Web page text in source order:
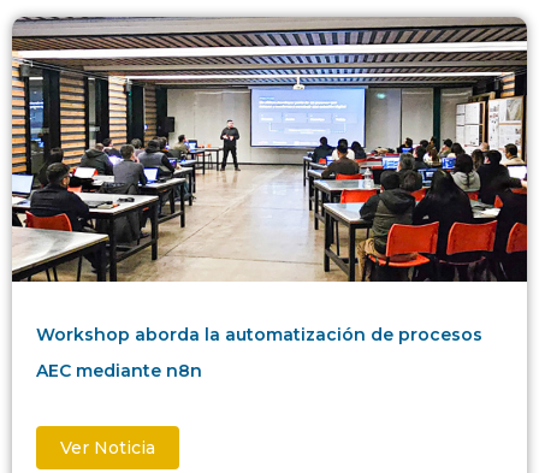
Workshop aborda la automatización de procesos
AEC mediante n8n
Ver Noticia